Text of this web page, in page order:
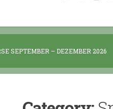
SEPTEMBER – DEZEMBER 2026